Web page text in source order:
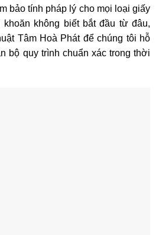
bảo tính pháp lý cho mọi loại giấy
không biết bắt đầu từ đâu,
Tâm Hoà Phát để chúng tôi hỗ
bộ quy trình chuẩn xác trong thời